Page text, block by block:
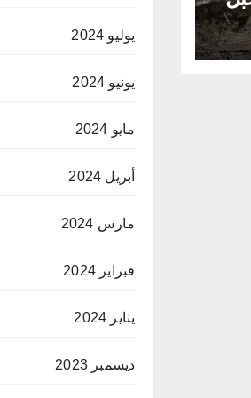
يوليو 2024
يونيو 2024
مايو 2024
أبريل 2024
مارس 2024
فبراير 2024
يناير 2024
ديسمبر 2023